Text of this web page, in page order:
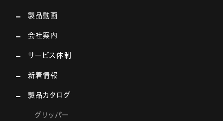
製品動画
会社案内
サービス体制
新着情報
製品カタログ
グリッパー